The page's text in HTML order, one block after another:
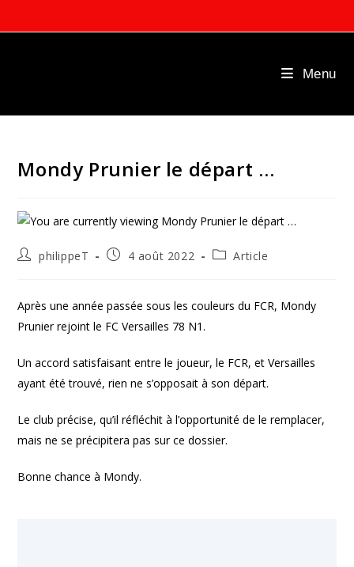
to
Menu
Mondy Prunier le départ …
Auteur/autrice
publication :
philippeT
Publication
4 août 2022
PostArticle
Après une année passée sous les couleurs du FCR, Mondy
Prunier rejoint le FC Versailles 78 N1.
Un accord satisfaisant entre le joueur, le FCR, et Versailles
ayant été trouvé, rien ne s’opposait à son départ.
Le club précise, qu’il réfléchit à l’opportunité de le remplacer,
mais ne se précipitera pas sur ce dossier.
Bonne chance à Mondy.